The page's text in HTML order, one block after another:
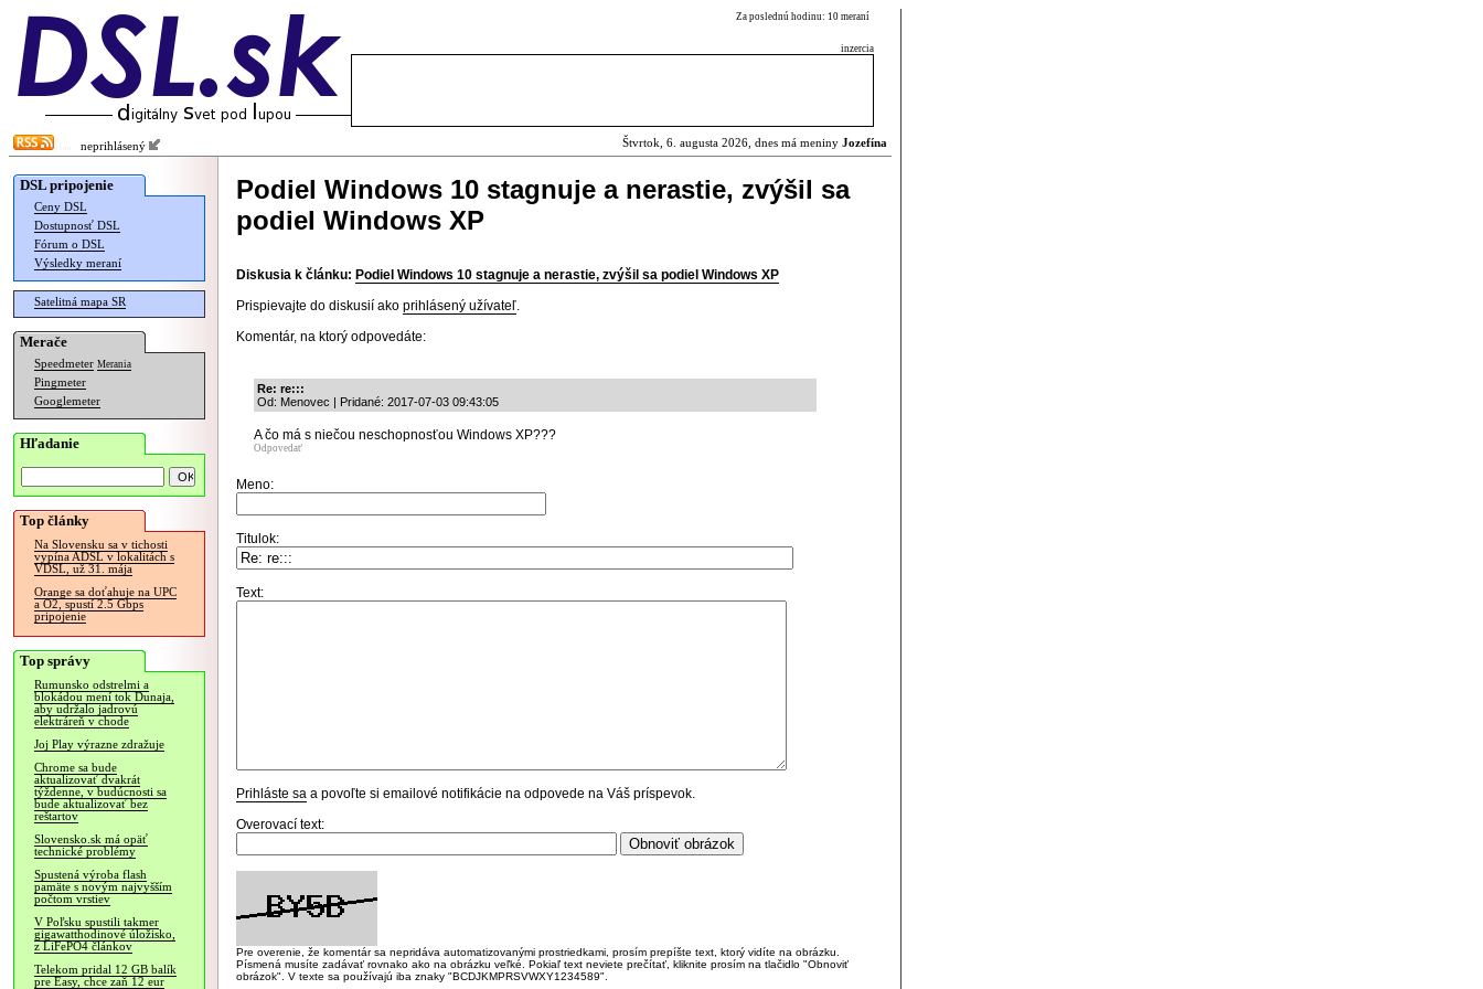
Za poslednú hodinu: 10 meraní
inzercia
neprihlásený Štvrtok, 6. augusta 2026, dnes má meniny Jozefína
DSL pripojenie
Ceny DSL
Dostupnosť DSL
Fórum o DSL
Výsledky meraní
Satelitná mapa SR
Merače
Speedmeter Merania
Pingmeter
Googlemeter
Hľadanie
Top články
Na Slovensku sa v tichosti
vypína ADSL v lokalitách s
VDSL, už 31. mája
Orange sa doťahuje na UPC
a O2, spustí 2.5 Gbps
pripojenie
Top správy
Rumunsko odstrelmi a
blokádou mení tok Dunaja,
aby udržalo jadrovú
elektráreň v chode
Joj Play výrazne zdražuje
Chrome sa bude
aktualizovať dvakrát
týždenne, v budúcnosti sa
bude aktualizovať bez
reštartov
Slovensko.sk má opäť
technické problémy
Spustená výroba flash
pamäte s novým najvyšším
počtom vrstiev
V Poľsku spustili takmer
gigawatthodinové úložisko,
z LiFePO4 článkov
Telekom pridal 12 GB balík
pre Easy, chce zaň 12 eur
Podiel Windows 10 stagnuje a nerastie, zvýšil sa
podiel Windows XP
Diskusia k článku: Podiel Windows 10 stagnuje a nerastie, zvýšil sa podiel Windows XP
Prispievajte do diskusií ako prihlásený užívateľ.
Komentár, na ktorý odpovedáte:
Re: re:::
Od: Menovec | Pridané: 2017-07-03 09:43:05
A čo má s niečou neschopnosťou Windows XP???
Odpovedať
Meno:
Titulok:
Text:
Prihláste sa a povoľte si emailové notifikácie na odpovede na Váš príspevok.
Overovací text:
Pre overenie, že komentár sa nepridáva automatizovanými prostriedkami, prosím prepíšte text, ktorý vidíte na obrázku.
Písmená musíte zadávať rovnako ako na obrázku veľké. Pokiaľ text neviete prečítať, kliknite prosím na tlačidlo "Obnoviť
obrázok". V texte sa používajú iba znaky "BCDJKMPRSVWXY1234589".